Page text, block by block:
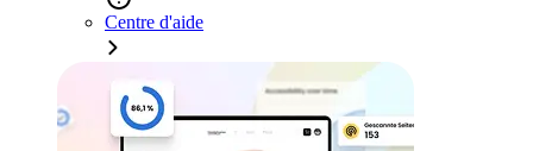
Centre d'aide